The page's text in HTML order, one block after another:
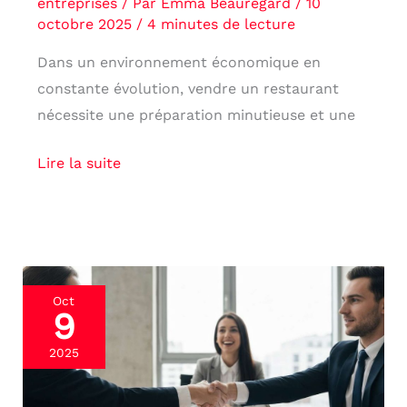
octobre 2025 / 4 minutes de lecture
Dans un environnement économique en
constante évolution, vendre un restaurant
nécessite une préparation minutieuse et une
Lire la suite
Oct
9
2025
Quelles
sont
les
règles